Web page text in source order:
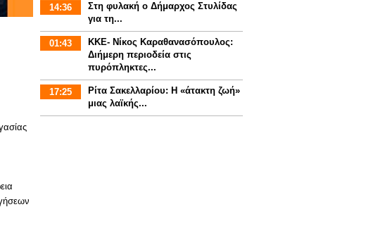
14:36
Στη φυλακή ο Δήμαρχος Στυλίδας
για τη...
01:43
ΚΚΕ- Νίκος Καραθανασόπουλος:
Διήμερη περιοδεία στις
πυρόπληκτες...
17:25
Ρίτα Σακελλαρίου: Η «άτακτη ζωή»
μιας λαϊκής...